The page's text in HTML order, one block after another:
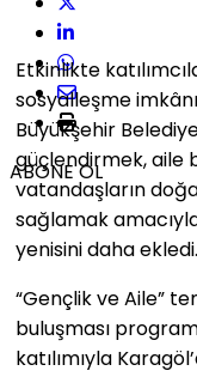
ABONE OL
Etkinlikte
sosyalleşme
Büyükşehir
güçlendirmek, aile
vatandaşların
sağlamak
yenisini daha ekledi.
“Gençlik ve Aile”
buluşması
katılımıyla